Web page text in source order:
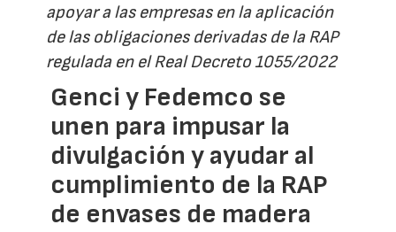
apoyar a las empresas en la aplicación
de las obligaciones derivadas de la RAP
regulada en el Real Decreto 1055/2022
Genci y Fedemco se
unen para impusar la
divulgación y ayudar al
cumplimiento de la RAP
de envases de madera